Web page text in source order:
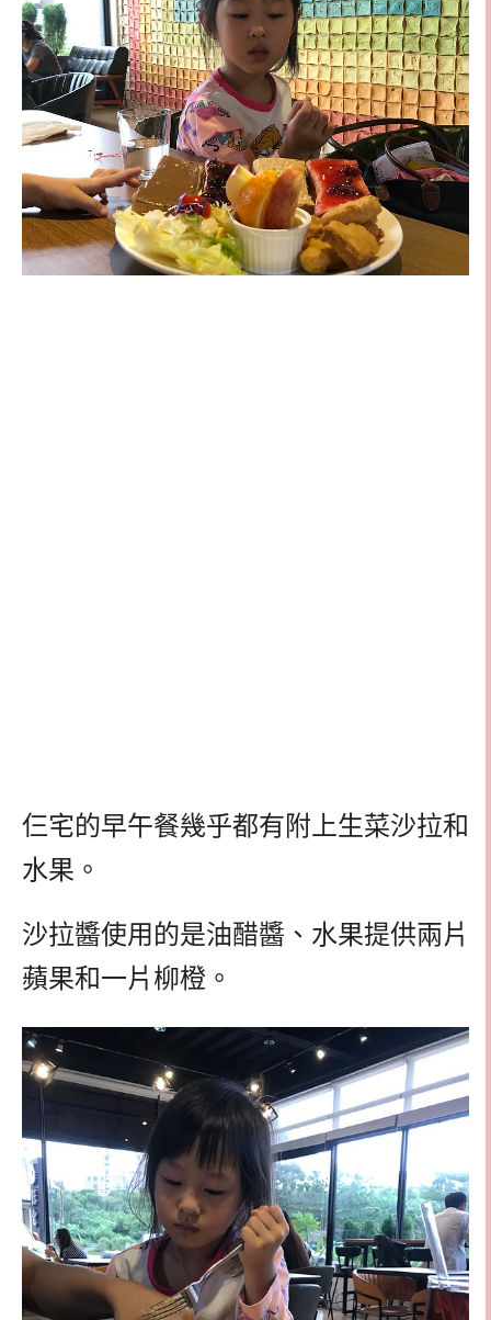
仨宅的早午餐幾乎都有附上生菜沙拉和
水果。
沙拉醬使用的是油醋醬、水果提供兩片
蘋果和一片柳橙。